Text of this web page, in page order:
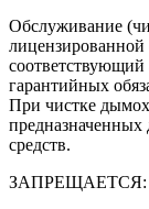
Обслуживание
лицензированной
соответствующий
гарантийных
При чистке
средств.
ЗАПРЕЩАЕТСЯ: